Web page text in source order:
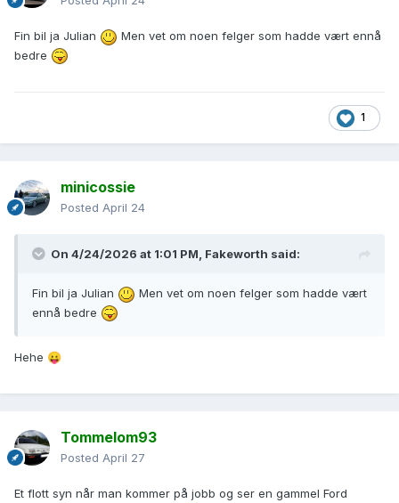
Ellers er dette en av de bilene jeg angrer på at jeg solgte. En
2,9i GLS som var så strøken at jeg hadde betalt hva det
livet sitt kort etter salget da kjøper traff en elg.
Fin bil ja Julian
Men vet om noen felger som hadde vært ennå
bedre
1
minicossie
Posted April 24
On 4/24/2026 at 1:01 PM, Fakeworth said:
Fin bil ja Julian
Men vet om noen felger som hadde vært
ennå bedre
Hehe 😛
Tommelom93
Posted April 27
Et flott syn når man kommer på jobb og ser en gammel Ford